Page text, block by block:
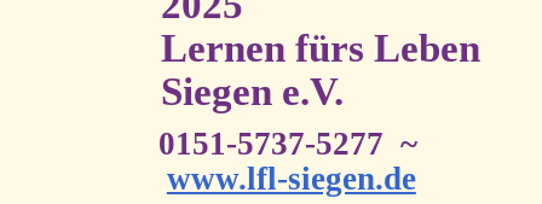
Lernen fürs Leben
Siegen e.V.
0151-5737-5277 ~
www.lfl-siegen.de